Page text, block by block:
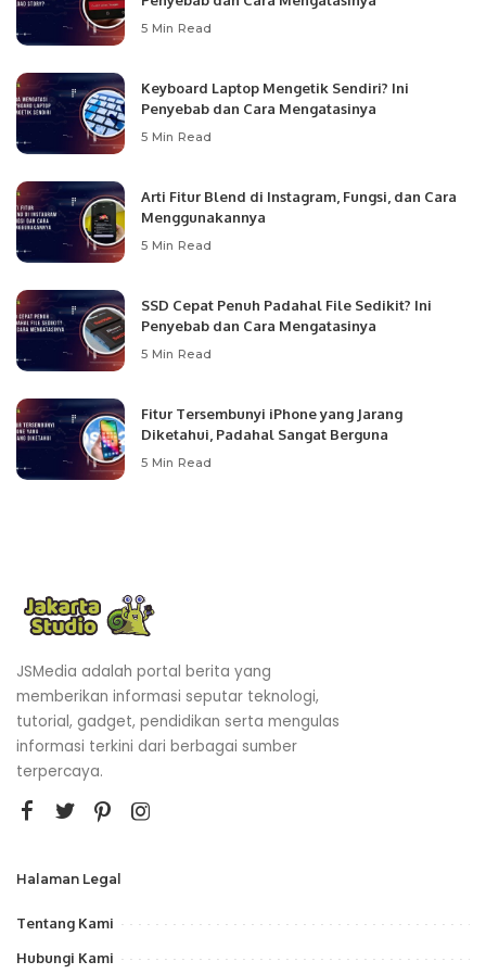
5 Min Read
Keyboard Laptop Mengetik Sendiri? Ini
Penyebab dan Cara Mengatasinya
5 Min Read
Arti Fitur Blend di Instagram, Fungsi, dan Cara
Menggunakannya
5 Min Read
SSD Cepat Penuh Padahal File Sedikit? Ini
Penyebab dan Cara Mengatasinya
5 Min Read
Fitur Tersembunyi iPhone yang Jarang
Diketahui, Padahal Sangat Berguna
5 Min Read
JSMedia adalah portal berita yang
memberikan informasi seputar teknologi,
tutorial, gadget, pendidikan serta mengulas
informasi terkini dari berbagai sumber
terpercaya.
Halaman Legal
Tentang Kami
Hubungi Kami